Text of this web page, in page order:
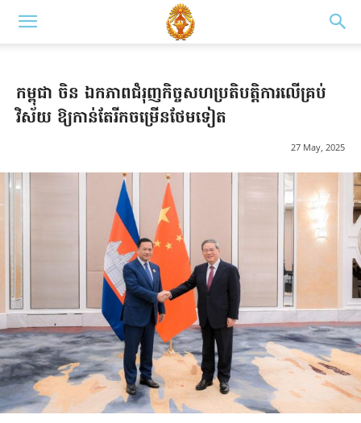
កម្ពុជា ចិន ឯកភាពជំរុញកិច្ចសហប្រតិបត្តិការលើគ្រប់
វិស័យ ឱ្យកាន់តែរីកចម្រើនថែមទៀត
27 May, 2025